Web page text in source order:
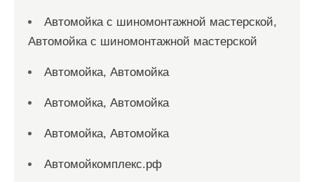
Автомойка с шиномонтажной мастерской,
Автомойка с шиномонтажной мастерской
Автомойка, Автомойка
Автомойка, Автомойка
Автомойка, Автомойка
Автомойкомплекс.рф